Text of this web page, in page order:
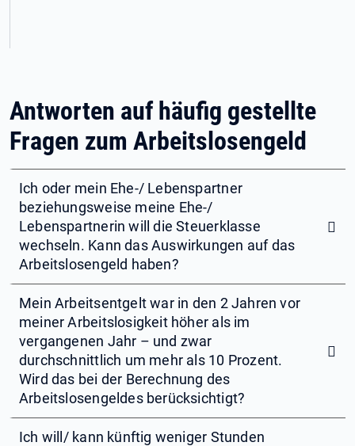
Antworten auf häufig gestellte
Fragen zum Arbeitslosengeld
Ich oder mein Ehe-/ Lebenspartner
beziehungsweise meine Ehe-/
Lebenspartnerin will die Steuerklasse
wechseln. Kann das Auswirkungen auf das
Arbeitslosengeld haben?
Mein Arbeitsentgelt war in den 2 Jahren vor
meiner Arbeitslosigkeit höher als im
vergangenen Jahr – und zwar
durchschnittlich um mehr als 10 Prozent.
Wird das bei der Berechnung des
Arbeitslosengeldes berücksichtigt?
Ich will/ kann künftig weniger Stunden